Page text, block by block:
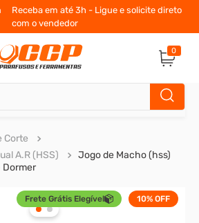
Receba em até 3h - Ligue e solicite direto
com o vendedor
0
Corte
A.R (HSS)
Jogo de Macho (hss)
Dormer
Frete Grátis Elegível 10% OFF